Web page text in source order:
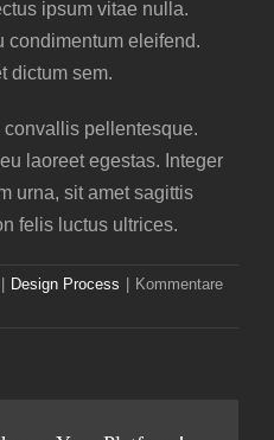
ipsum vitae nulla.
condimentum eleifend.
dictum sem.
pellentesque.
laoreet egestas. Integer
urna, sit amet sagittis
felis luctus ultrices.
| Design Process | Kommentare